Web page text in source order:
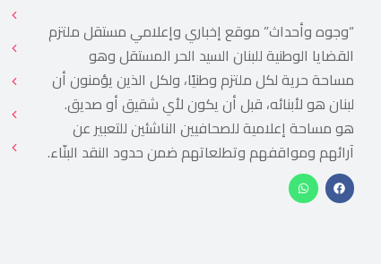
“وجوه وأحداث” موقع إخباري وإعلامي مستقل ملتزم
القضايا الوطنية للبنان السيد الحر المستقل وهو
مساحة حرية لكل ملتزم وطنيًا، ولكل الذين يؤمنون أن
لبنان هو لأبنائه، قبل أن يكون لأي شقيق أو صديق.
هو مساحة إعلامية للصحافيين الناشئين للتعبير عن
آرائهم ومواقفهم وتطلعاتهم ضمن حدود النقد البنّاء.